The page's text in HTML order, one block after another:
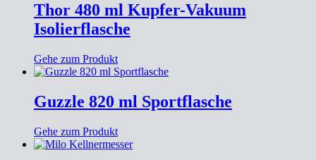
Thor 480 ml Kupfer-Vakuum
Isolierflasche
Gehe zum Produkt
Guzzle 820 ml Sportflasche
Gehe zum Produkt